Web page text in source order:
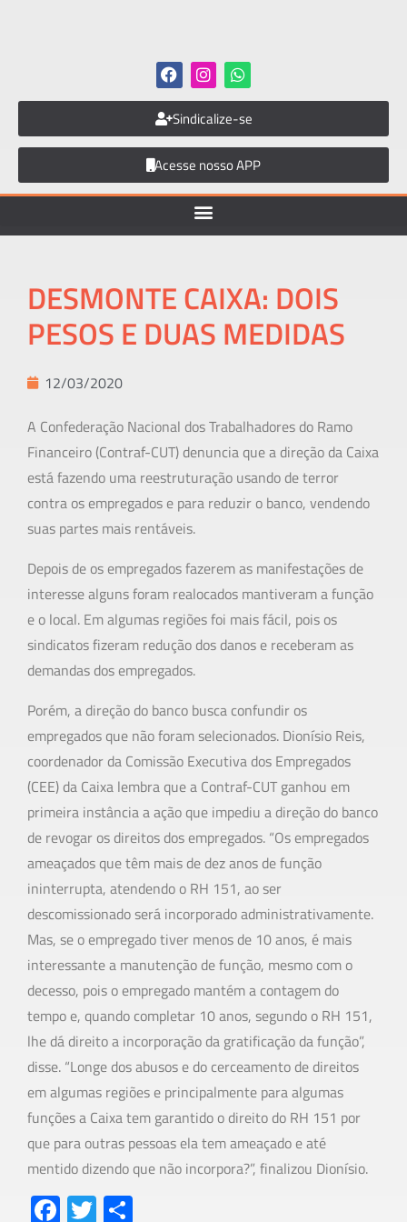
Sindicalize-se
Acesse nosso APP
DESMONTE CAIXA: DOIS
PESOS E DUAS MEDIDAS
12/03/2020
A Confederação Nacional dos Trabalhadores do Ramo
Financeiro (Contraf-CUT) denuncia que a direção da Caixa
está fazendo uma reestruturação usando de terror
contra os empregados e para reduzir o banco, vendendo
suas partes mais rentáveis.
Depois de os empregados fazerem as manifestações de
interesse alguns foram realocados mantiveram a função
e o local. Em algumas regiões foi mais fácil, pois os
sindicatos fizeram redução dos danos e receberam as
demandas dos empregados.
Porém, a direção do banco busca confundir os
empregados que não foram selecionados. Dionísio Reis,
coordenador da Comissão Executiva dos Empregados
(CEE) da Caixa lembra que a Contraf-CUT ganhou em
primeira instância a ação que impediu a direção do banco
de revogar os direitos dos empregados. “Os empregados
ameaçados que têm mais de dez anos de função
ininterrupta, atendendo o RH 151, ao ser
descomissionado será incorporado administrativamente.
Mas, se o empregado tiver menos de 10 anos, é mais
interessante a manutenção de função, mesmo com o
decesso, pois o empregado mantém a contagem do
tempo e, quando completar 10 anos, segundo o RH 151,
lhe dá direito a incorporação da gratificação da função”,
disse. “Longe dos abusos e do cerceamento de direitos
em algumas regiões e principalmente para algumas
funções a Caixa tem garantido o direito do RH 151 por
que para outras pessoas ela tem ameaçado e até
mentido dizendo que não incorpora?”, finalizou Dionísio.
Fa T